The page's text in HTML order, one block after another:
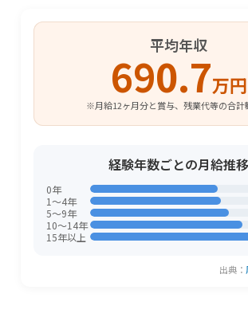
平均年収
690.7万円
※月給12ヶ月分と賞与、残業代等の合計
経験年数ごとの月給推移
0年
1〜4年
5〜9年
10〜14年
15年以上
出典：